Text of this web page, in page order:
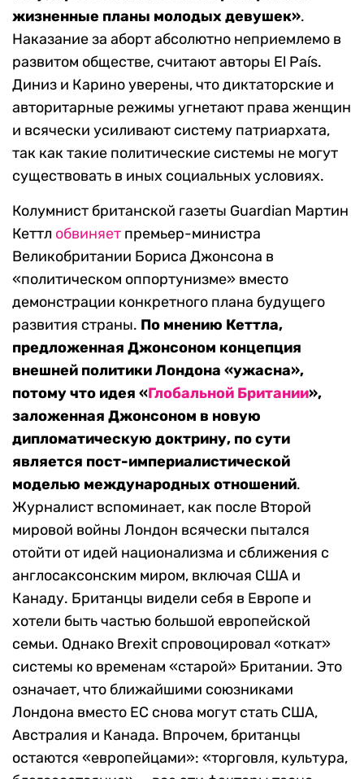
жизненные планы молодых девушек».
Наказание за аборт абсолютно неприемлемо в
развитом обществе, считают авторы El País.
Диниз и Карино уверены, что диктаторские и
авторитарные режимы угнетают права женщин
и всячески усиливают систему патриархата,
так как такие политические системы не могут
существовать в иных социальных условиях.
Колумнист британской газеты Guardian Мартин
Кеттл обвиняет премьер-министра
Великобритании Бориса Джонсона в
«политическом оппортунизме» вместо
демонстрации конкретного плана будущего
развития страны. По мнению Кеттла,
предложенная Джонсоном концепция
внешней политики Лондона «ужасна»,
потому что идея «Глобальной Британии»,
заложенная Джонсоном в новую
дипломатическую доктрину, по сути
является пост-империалистической
моделью международных отношений.
Журналист вспоминает, как после Второй
мировой войны Лондон всячески пытался
отойти от идей национализма и сближения с
англосаксонским миром, включая США и
Канаду. Британцы видели себя в Европе и
хотели быть частью большой европейской
семьи. Однако Brexit спровоцировал «откат»
системы ко временам «старой» Британии. Это
означает, что ближайшими союзниками
Лондона вместо ЕС снова могут стать США,
Австралия и Канада. Впрочем, британцы
остаются «европейцами»: «торговля, культура,